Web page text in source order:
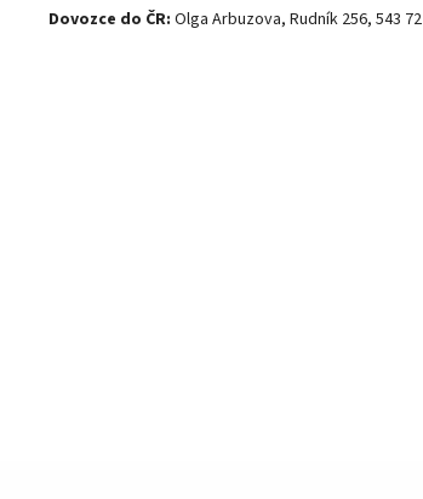
Dovozce do ČR: Olga Arbuzova, Rudník 256, 543 72